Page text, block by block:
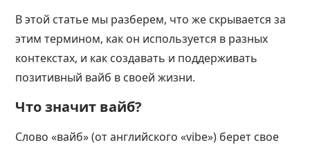
В этой статье мы разберем, что же скрывается за
этим термином, как он используется в разных
контекстах, и как создавать и поддерживать
позитивный вайб в своей жизни.
Что значит вайб?
Слово «вайб» (от английского «vibe») берет свое